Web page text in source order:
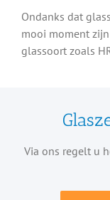
Ondanks dat
mooi moment
glassoort zoals
Via ons regelt u